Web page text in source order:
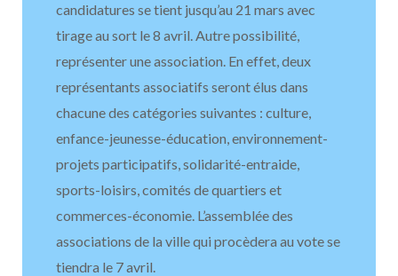
candidatures se tient jusqu’au 21 mars avec
tirage au sort le 8 avril. Autre possibilité,
représenter une association. En effet, deux
représentants associatifs seront élus dans
chacune des catégories suivantes : culture,
enfance-jeunesse-éducation, environnement-
projets participatifs, solidarité-entraide,
sports-loisirs, comités de quartiers et
commerces-économie. L’assemblée des
associations de la ville qui procèdera au vote se
tiendra le 7 avril.